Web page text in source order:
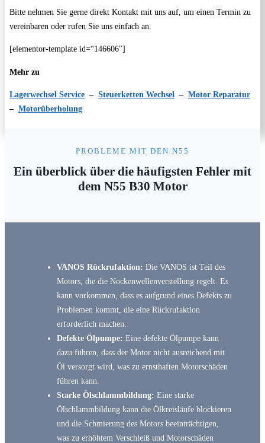
Bitte nehmen Sie gerne direkt Kontakt mit uns auf, um einen Termin zu
vereinbaren oder rufen Sie uns einfach an.
[elementor-template id=“146606″]
Mehr zu
Lagerwechsel Service – Steuerketten Wechsel – Motor Reparatur
– Motorüberholung
PROBLEME MIT DEN N55
Ein überblick über die häufigsten Fehler mit
dem N55 B30 Motor
VANOS Rückrufaktion: Die VANOS ist Teil des
Motors, die die Nockenwellenverstellung regelt. Es
kann vorkommen, dass es aufgrund eines Defekts zu
Problemen kommt, die eine Rückrufaktion
erforderlich machen.
Defekte Ölpumpe: Eine defekte Ölpumpe kann
dazu führen, dass der Motor nicht ausreichend mit
Öl versorgt wird, was zu ernsthaften Motorschäden
führen kann.
Starke Ölschlammbildung: Eine starke
Ölschlammbildung kann die Ölkreisläufe blockieren
und die Schmierung des Motors beeinträchtigen,
was zu erhöhtem Verschleiß und Motorschäden